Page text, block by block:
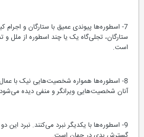
7- اسطوره‌ها پیوندی عمیق با ستارگان و اجرام
ستارگان، تجلی‌گاه یک یا چند اسطوره از ملل و
است.
8- اسطوره‌ها همواره شخصیت‌هایی نیک با عمال
آنان شخصیت‌هایی ویرانگر و منفی دیده می‌شود.
9- اسطوره‌ها با یکدیگر نبرد می‌کنند. نبرد این دو